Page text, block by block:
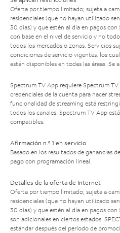
Oferta por tiempo limitado; sujeta a
residenciales (que no hayan utilizado
30 días) y que estén al día en pagos
con base en el nivel de servicio y no
todos los mercados o zonas. Servicios
condiciones de servicio vigentes, los
están disponibles en todas las áreas. Se
Spectrum TV App requiere Spectrum
credenciales de la cuenta para hacer
funcionalidad de streaming está
todos los canales. Spectrum TV App
compatibles.
Afirmación n.º 1 en servicio
Basado en los resultados de ganancias
pago con programación lineal.
Detalles de la oferta de Internet
Oferta por tiempo limitado; sujeta a
residenciales (que no hayan utilizado
30 días) y que estén al día en pagos
son adicionales en ciertos estados.
estándar después del período de